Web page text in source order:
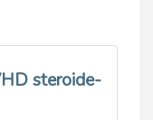
steroide-